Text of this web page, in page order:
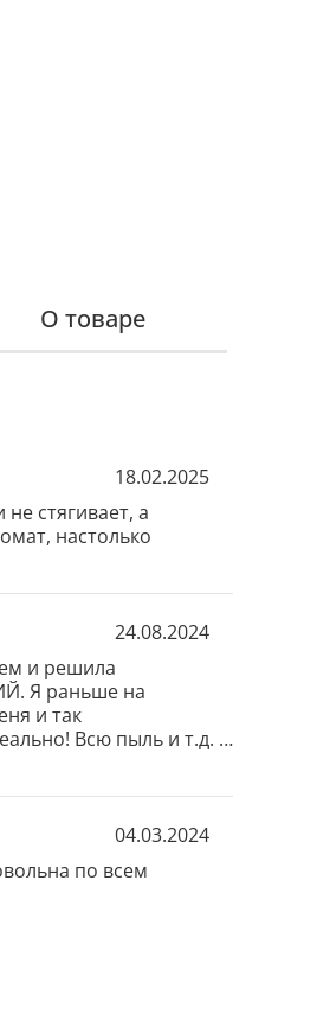
О товаре
18.02.2025
стягивает, а
настолько
24.08.2024
и решила
Я раньше на
и так
Всю пыль и т.д.
это лучшее
04.03.2024
по всем